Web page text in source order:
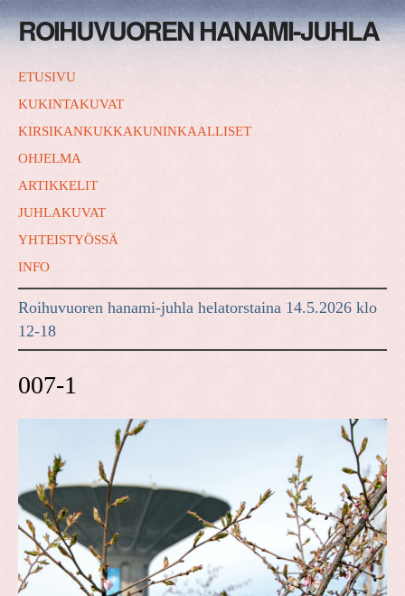
ROIHUVUOREN HANAMI-JUHLA
ETUSIVU
KUKINTAKUVAT
KIRSIKANKUKKAKUNINKAALLISET
OHJELMA
ARTIKKELIT
JUHLAKUVAT
YHTEISTYÖSSÄ
INFO
Roihuvuoren hanami-juhla helatorstaina 14.5.2026 klo
12-18
007-1